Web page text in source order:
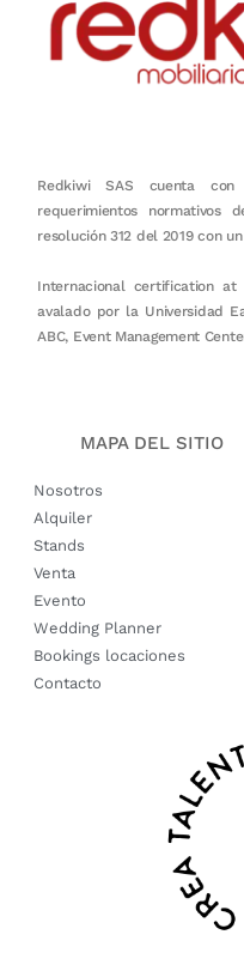
Redkiwi SAS cuenta con
requerimientos
resolución 312 del 2019 con
Internacional certification
avalado por la Universidad
ABC, Event Management
MAPA DEL SITIO
Nosotros
Alquiler
Stands
Venta
Evento
Wedding Planner
Bookings locaciones
Contacto